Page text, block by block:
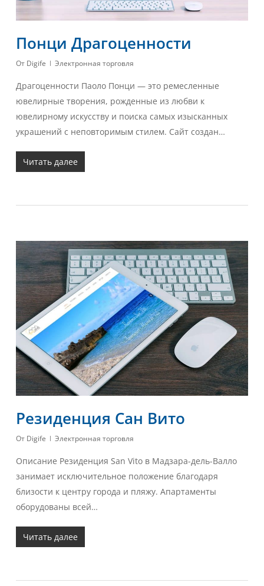
Понци Драгоценности
От Digife Электронная торговля
Драгоценности Паоло Понци — это ремесленные
ювелирные творения, рожденные из любви к
ювелирному искусству и поиска самых изысканных
украшений с неповторимым стилем. Сайт создан…
Читать далее
Резиденция Сан Вито
От Digife Электронная торговля
Описание Резиденция San Vito в Мадзара-дель-Валло
занимает исключительное положение благодаря
близости к центру города и пляжу. Апартаменты
оборудованы всей…
Читать далее